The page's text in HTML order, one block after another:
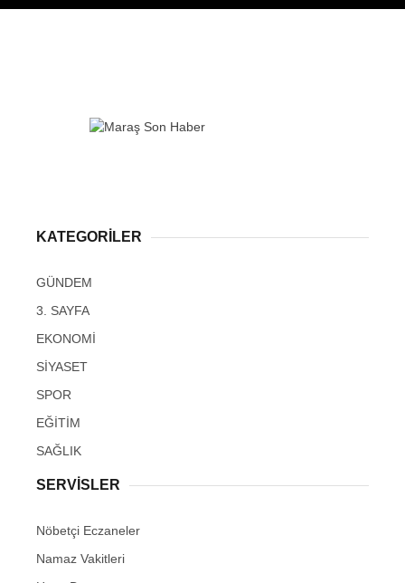
KATEGORİLER
GÜNDEM
3. SAYFA
EKONOMİ
SİYASET
SPOR
EĞİTİM
SAĞLIK
SERVİSLER
Nöbetçi Eczaneler
Namaz Vakitleri